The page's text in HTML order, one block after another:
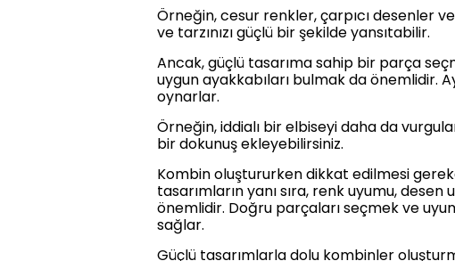
Örneğin, cesur renkler, çarpıcı desenler
ve tarzınızı güçlü bir şekilde yansıtabilir.
Ancak, güçlü tasarıma sahip bir parça
uygun ayakkabıları bulmak da önemlidir.
oynarlar.
Örneğin, iddialı bir elbiseyi daha da
bir dokunuş ekleyebilirsiniz.
Kombin oluştururken dikkat edilmesi
tasarımların yanı sıra, renk uyumu,
önemlidir. Doğru parçaları seçmek ve
sağlar.
Güçlü tasarımlarla dolu kombinler